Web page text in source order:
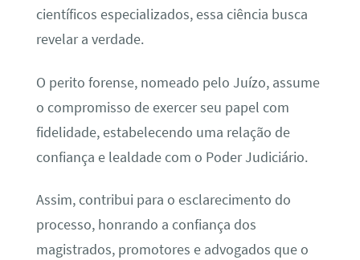
científicos especializados, essa ciência busca
revelar a verdade.
O perito forense, nomeado pelo Juízo, assume
o compromisso de exercer seu papel com
fidelidade, estabelecendo uma relação de
confiança e lealdade com o Poder Judiciário.
Assim, contribui para o esclarecimento do
processo, honrando a confiança dos
magistrados, promotores e advogados que o